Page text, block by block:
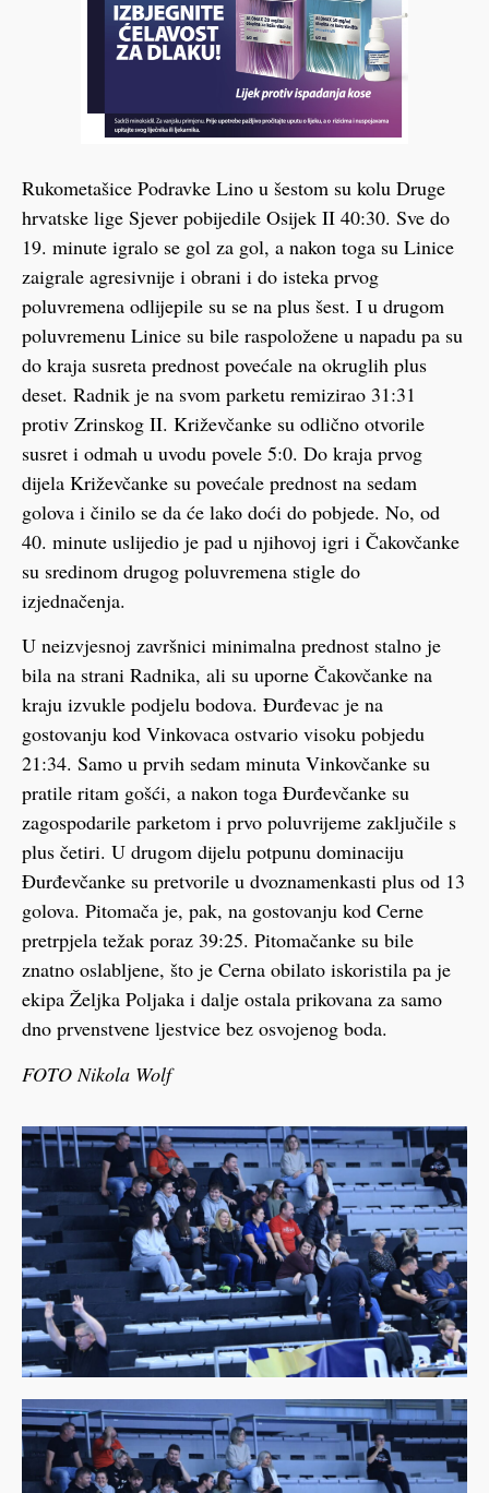
Rukometašice Podravke Lino u šestom su kolu Druge
hrvatske lige Sjever pobijedile Osijek II 40:30. Sve do
19. minute igralo se gol za gol, a nakon toga su Linice
zaigrale agresivnije i obrani i do isteka prvog
poluvremena odlijepile su se na plus šest. I u drugom
poluvremenu Linice su bile raspoložene u napadu pa su
do kraja susreta prednost povećale na okruglih plus
deset. Radnik je na svom parketu remizirao 31:31
protiv Zrinskog II. Križevčanke su odlično otvorile
susret i odmah u uvodu povele 5:0. Do kraja prvog
dijela Križevčanke su povećale prednost na sedam
golova i činilo se da će lako doći do pobjede. No, od
40. minute uslijedio je pad u njihovoj igri i Čakovčanke
su sredinom drugog poluvremena stigle do
izjednačenja.
U neizvjesnoj završnici minimalna prednost stalno je
bila na strani Radnika, ali su uporne Čakovčanke na
kraju izvukle podjelu bodova. Đurđevac je na
gostovanju kod Vinkovaca ostvario visoku pobjedu
21:34. Samo u prvih sedam minuta Vinkovčanke su
pratile ritam gošći, a nakon toga Đurđevčanke su
zagospodarile parketom i prvo poluvrijeme zaključile s
plus četiri. U drugom dijelu potpunu dominaciju
Đurđevčanke su pretvorile u dvoznamenkasti plus od 13
golova. Pitomača je, pak, na gostovanju kod Cerne
pretrpjela težak poraz 39:25. Pitomačanke su bile
znatno oslabljene, što je Cerna obilato iskoristila pa je
ekipa Željka Poljaka i dalje ostala prikovana za samo
dno prvenstvene ljestvice bez osvojenog boda.
FOTO Nikola Wolf